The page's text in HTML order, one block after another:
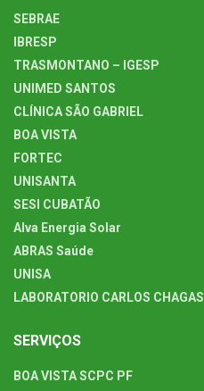
SEBRAE
IBRESP
TRASMONTANO – IGESP
UNIMED SANTOS
CLÍNICA SÃO GABRIEL
BOA VISTA
FORTEC
UNISANTA
SESI CUBATÃO
Alva Energia Solar
ABRAS Saúde
UNISA
LABORATORIO CARLOS CHAGAS
SERVIÇOS
BOA VISTA SCPC PF